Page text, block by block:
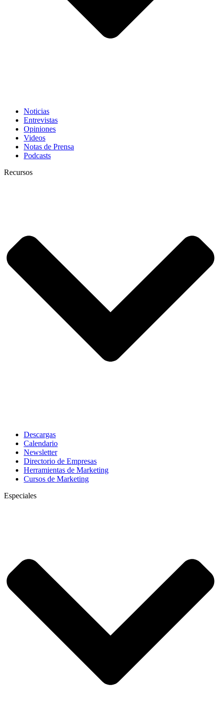
Noticias
Entrevistas
Opiniones
Videos
Notas de Prensa
Podcasts
Recursos
Descargas
Calendario
Newsletter
Directorio de Empresas
Herramientas de Marketing
Cursos de Marketing
Especiales